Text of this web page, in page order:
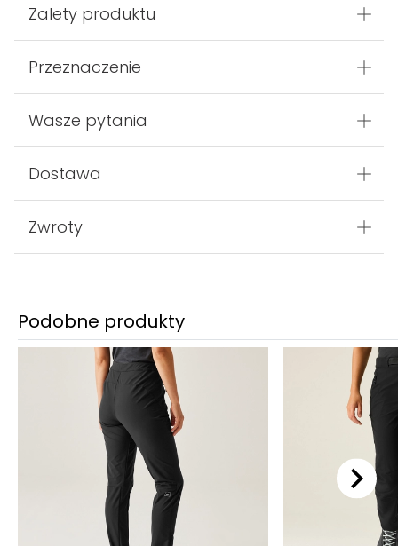
Zalety produktu
Przeznaczenie
Wasze pytania
Dostawa
Zwroty
Podobne produkty